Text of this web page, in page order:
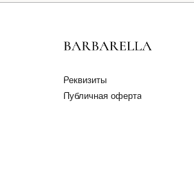
Публичная оферта
Реквизиты